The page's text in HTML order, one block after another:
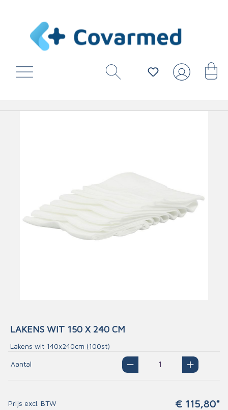
LAKENS WIT 150 X 240 CM
Lakens wit 140x240cm (100st)
Aantal
Prijs excl. BTW € 115,80*